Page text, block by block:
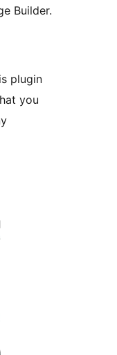
Builder.
plugin
you